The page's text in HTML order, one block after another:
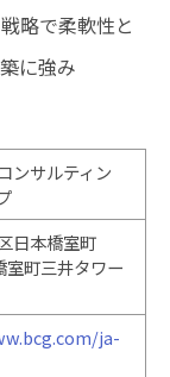
略で柔軟性と
に強み
ンサルティン
日本橋室町
室町三井タワー
ja-